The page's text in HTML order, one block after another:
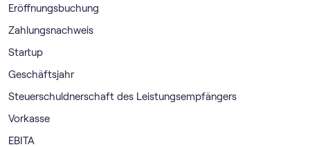
Eröffnungsbuchung
Zahlungsnachweis
Startup
Geschäftsjahr
Steuerschuldnerschaft des Leistungsempfängers
Vorkasse
EBITA